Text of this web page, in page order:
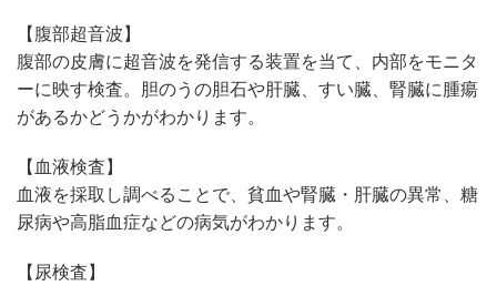
【腹部超音波】
腹部の皮膚に超音波を発信する装置を当て、内部をモニタ
ーに映す検査。胆のうの胆石や肝臓、すい臓、腎臓に腫瘍
があるかどうかがわかります。
【血液検査】
血液を採取し調べることで、貧血や腎臓・肝臓の異常、糖
尿病や高脂血症などの病気がわかります。
【尿検査】